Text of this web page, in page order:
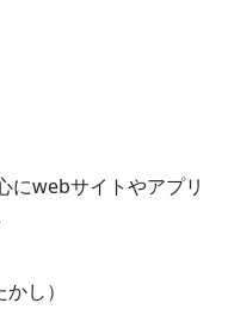
にwebサイトやアプリ
し）